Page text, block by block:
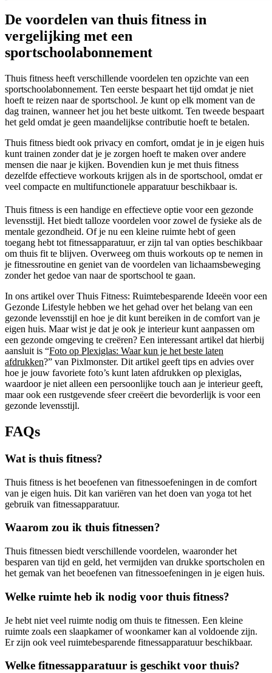
De voordelen van thuis fitness in
vergelijking met een
sportschoolabonnement
Thuis fitness heeft verschillende voordelen ten opzichte van een
sportschoolabonnement. Ten eerste bespaart het tijd omdat je niet
hoeft te reizen naar de sportschool. Je kunt op elk moment van de
dag trainen, wanneer het jou het beste uitkomt. Ten tweede bespaart
het geld omdat je geen maandelijkse contributie hoeft te betalen.
Thuis fitness biedt ook privacy en comfort, omdat je in je eigen huis
kunt trainen zonder dat je je zorgen hoeft te maken over andere
mensen die naar je kijken. Bovendien kun je met thuis fitness
dezelfde effectieve workouts krijgen als in de sportschool, omdat er
veel compacte en multifunctionele apparatuur beschikbaar is.
Thuis fitness is een handige en effectieve optie voor een gezonde
levensstijl. Het biedt talloze voordelen voor zowel de fysieke als de
mentale gezondheid. Of je nu een kleine ruimte hebt of geen
toegang hebt tot fitnessapparatuur, er zijn tal van opties beschikbaar
om thuis fit te blijven. Overweeg om thuis workouts op te nemen in
je fitnessroutine en geniet van de voordelen van lichaamsbeweging
zonder het gedoe van naar de sportschool te gaan.
In ons artikel over Thuis Fitness: Ruimtebesparende Ideeën voor een
Gezonde Lifestyle hebben we het gehad over het belang van een
gezonde levensstijl en hoe je dit kunt bereiken in de comfort van je
eigen huis. Maar wist je dat je ook je interieur kunt aanpassen om
een gezonde omgeving te creëren? Een interessant artikel dat hierbij
aansluit is “Foto op Plexiglas: Waar kun je het beste laten
afdrukken?” van Pixlmonster. Dit artikel geeft tips en advies over
hoe je jouw favoriete foto’s kunt laten afdrukken op plexiglas,
waardoor je niet alleen een persoonlijke touch aan je interieur geeft,
maar ook een rustgevende sfeer creëert die bevorderlijk is voor een
gezonde levensstijl.
FAQs
Wat is thuis fitness?
Thuis fitness is het beoefenen van fitnessoefeningen in de comfort
van je eigen huis. Dit kan variëren van het doen van yoga tot het
gebruik van fitnessapparatuur.
Waarom zou ik thuis fitnessen?
Thuis fitnessen biedt verschillende voordelen, waaronder het
besparen van tijd en geld, het vermijden van drukke sportscholen en
het gemak van het beoefenen van fitnessoefeningen in je eigen huis.
Welke ruimte heb ik nodig voor thuis fitness?
Je hebt niet veel ruimte nodig om thuis te fitnessen. Een kleine
ruimte zoals een slaapkamer of woonkamer kan al voldoende zijn.
Er zijn ook veel ruimtebesparende fitnessapparatuur beschikbaar.
Welke fitnessapparatuur is geschikt voor thuis?